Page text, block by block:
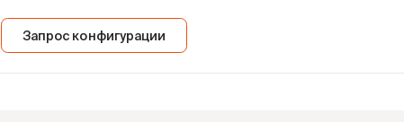
Запрос конфигурации